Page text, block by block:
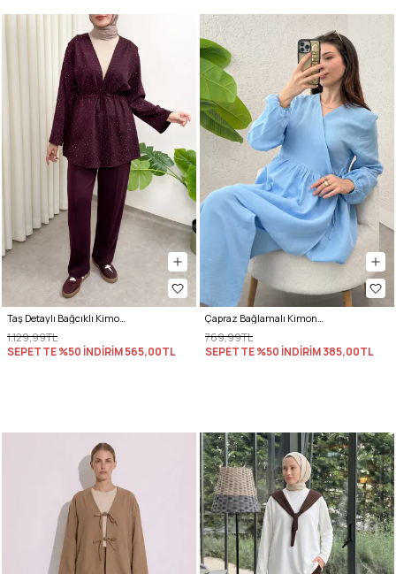
Taş Detaylı Bağcıklı Kimono Takım 51712 - BORDO
1.129,99TL
SEPETTE %50 İNDİRİM565,00TL
Çapraz Bağlamalı Kimono Takım 43457 - MAVİ
769,99TL
SEPETTE %50 İNDİRİM385,00TL